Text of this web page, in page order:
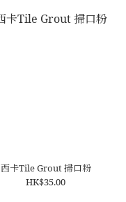
西卡Tile Grout 掃口粉
HK$35.00